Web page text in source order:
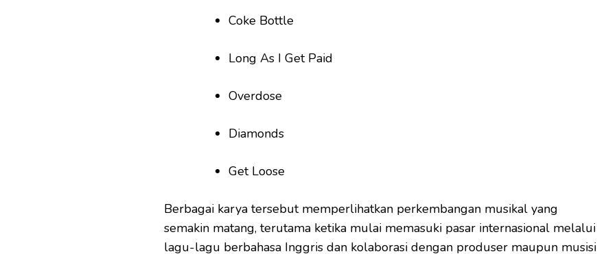
Coke Bottle
Long As I Get Paid
Overdose
Diamonds
Get Loose
Berbagai karya tersebut memperlihatkan perkembangan musikal yang
semakin matang, terutama ketika mulai memasuki pasar internasional melalui
lagu-lagu berbahasa Inggris dan kolaborasi dengan produser maupun musisi